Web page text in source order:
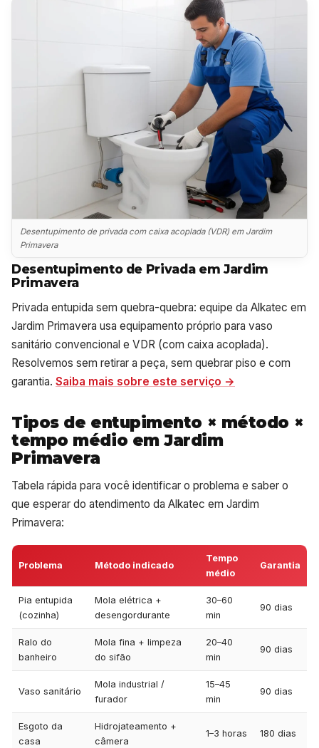
Desentupimento de privada com caixa acoplada (VDR) em Jardim
Primavera
Desentupimento de Privada em Jardim
Primavera
Privada entupida sem quebra-quebra: equipe da Alkatec em
Jardim Primavera usa equipamento próprio para vaso
sanitário convencional e VDR (com caixa acoplada).
Resolvemos sem retirar a peça, sem quebrar piso e com
garantia. Saiba mais sobre este serviço →
Tipos de entupimento × método ×
tempo médio em Jardim
Primavera
Tabela rápida para você identificar o problema e saber o
que esperar do atendimento da Alkatec em Jardim
Primavera:
Problema Método indicado
Tempo
médio
Garantia
Pia entupida
(cozinha)
Mola elétrica +
desengordurante
30–60
min
90 dias
Ralo do
banheiro
Mola fina + limpeza
do sifão
20–40
min
90 dias
Vaso sanitário
Mola industrial /
furador
15–45
min
90 dias
Esgoto da
casa
Hidrojateamento +
câmera
1–3 horas 180 dias